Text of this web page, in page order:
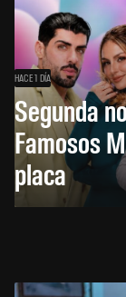
HACE 1 DÍA
Segunda
Famosos
placa